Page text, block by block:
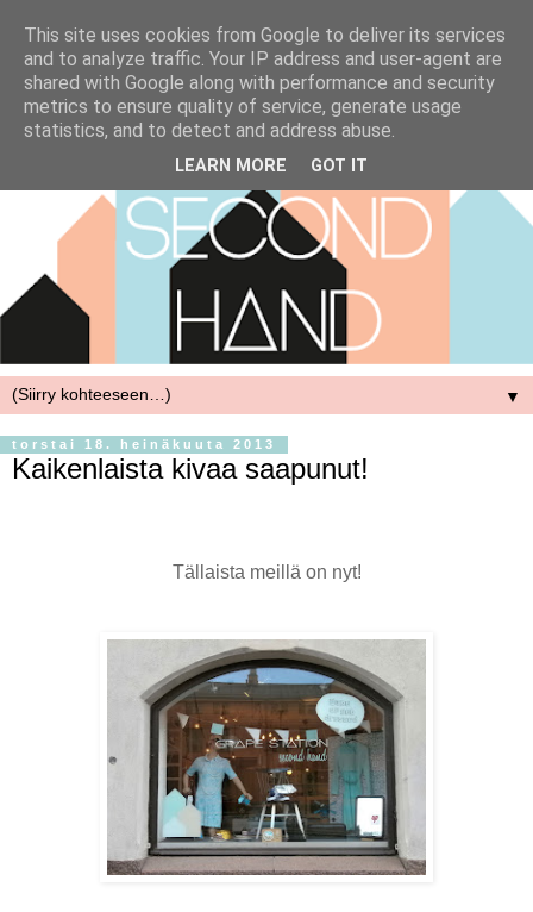
▼
torstai 18. heinäkuuta 2013
Kaikenlaista kivaa saapunut!
Tällaista meillä on nyt!
This site uses cookies from Google to deliver its services
and to analyze traffic. Your IP address and user-agent are
shared with Google along with performance and security
metrics to ensure quality of service, generate usage
statistics, and to detect and address abuse.
LEARN MORE GOT IT